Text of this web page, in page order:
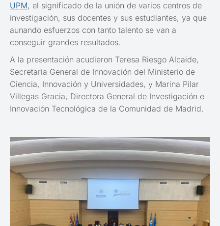
UPM, el significado de la unión de varios centros de
investigación, sus docentes y sus estudiantes, ya que
aunando esfuerzos con tanto talento se van a
conseguir grandes resultados.
A la presentación acudieron Teresa Riesgo Alcaide,
Secretaria General de Innovación del Ministerio de
Ciencia, Innovación y Universidades, y Marina Pilar
Villegas Gracia, Directora General de Investigación e
Innovación Tecnológica de la Comunidad de Madrid.